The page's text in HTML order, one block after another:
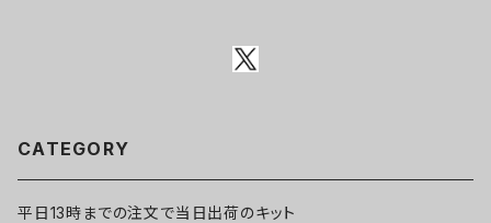
CATEGORY
平日13時までの注文で当日出荷のキット